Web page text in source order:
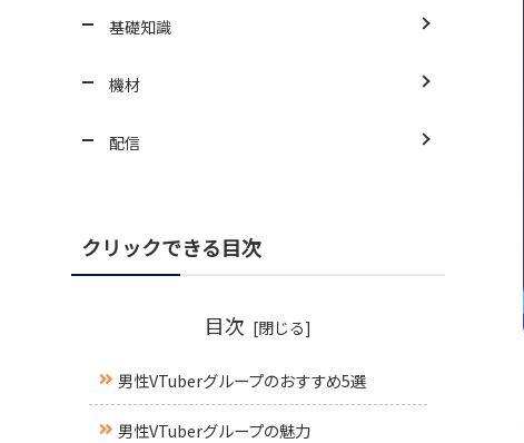
基礎知識
機材
配信
クリックできる目次
目次
男性VTuberグループのおすすめ5選
男性VTuberグループの魅力